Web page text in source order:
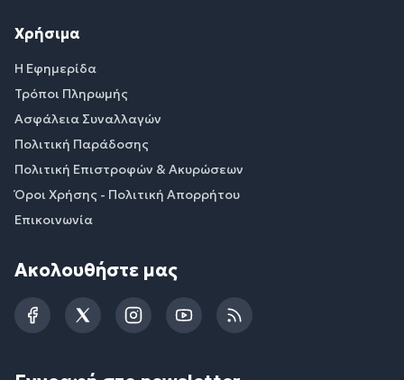
Χρήσιμα
Η Εφημερίδα
Τρόποι Πληρωμής
Ασφάλεια Συναλλαγών
Πολιτική Παράδοσης
Πολιτική Επιστροφών & Ακυρώσεων
Όροι Χρήσης - Πολιτική Απορρήτου
Επικοινωνία
Ακολουθήστε μας
FacebookTwitterInstagramYouTubeRSS